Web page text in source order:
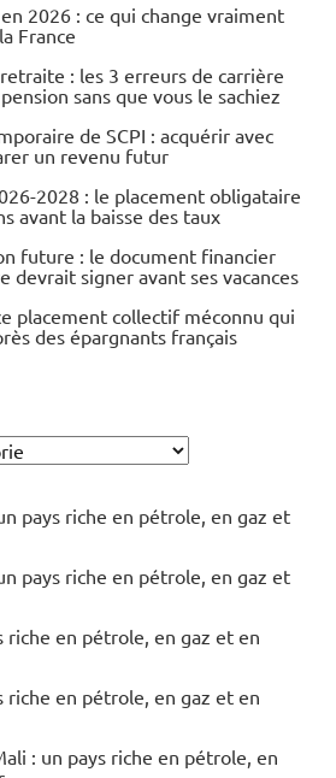
2026 : ce qui change vraiment
France
: les 3 erreurs de carrière
sans que vous le sachiez
de SCPI : acquérir avec
un revenu futur
2028 : le placement obligataire
avant la baisse des taux
future : le document financier
devrait signer avant ses vacances
placement collectif méconnu qui
des épargnants français
pays riche en pétrole, en gaz et
pays riche en pétrole, en gaz et
riche en pétrole, en gaz et en
riche en pétrole, en gaz et en
: un pays riche en pétrole, en